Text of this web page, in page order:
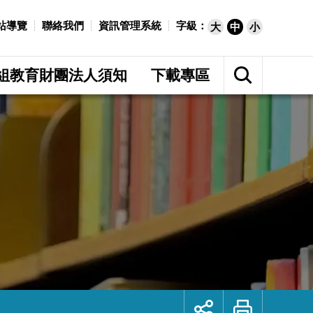
導覽 聯絡我們 資訊管理系統 字級： 大 中 小
教育財團法人須知 下載專區
展
開
網
站
尋
展
列